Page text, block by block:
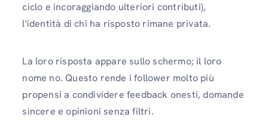
ciclo e incoraggiando ulteriori contributi),
l'identità di chi ha risposto rimane privata.
La loro risposta appare sullo schermo; il loro
nome no. Questo rende i follower molto più
propensi a condividere feedback onesti, domande
sincere e opinioni senza filtri.